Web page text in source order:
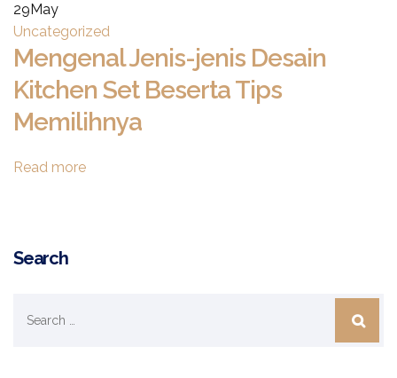
29May
Uncategorized
Mengenal Jenis-jenis Desain
Kitchen Set Beserta Tips
Memilihnya
Read more
Search